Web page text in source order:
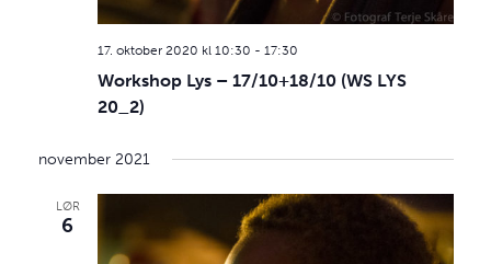
Workshop Lys – 17/10+18/10 (WS LYS
20_2)
17. oktober 2020 kl 10:30 - 17:30
november 2021
LØR
6